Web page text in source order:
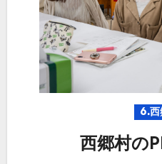
6.西
西郷村の